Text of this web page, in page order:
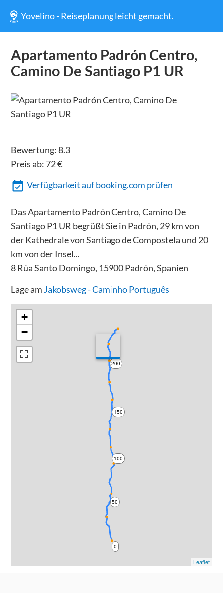
Yovelino - Reiseplanung leicht gemacht.
Apartamento Padrón Centro,
Camino De Santiago P1 UR
Bewertung: 8.3
Preis ab: 72€
Verfügbarkeit auf booking.com prüfen
Das Apartamento Padrón Centro, Camino De
Santiago P1 UR begrüßt Sie in Padrón, 29 km von
der Kathedrale von Santiago de Compostela und 20
km von der Insel...
8 Rúa Santo Domingo, 15900 Padrón, Spanien
Lage am Jakobsweg - Caminho Português
0
50
100
150
200
+
−
Leaflet